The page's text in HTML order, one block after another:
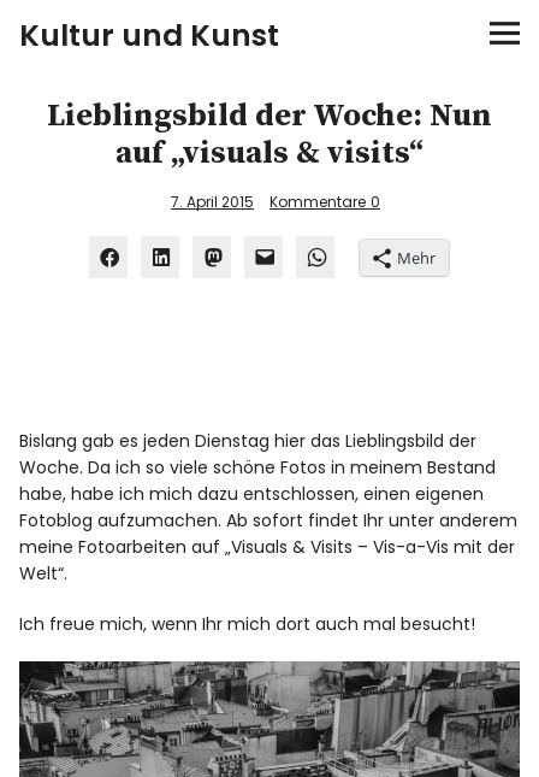
Kultur und Kunst
kultur & kunst
Ausstellungen
Bloggerreisen
Über mich
Lieblingsbild der Woche: Nun
auf „visuals & visits“
7. April 2015 Kommentare 0
Mehr
Bislang gab es jeden Dienstag hier das Lieblingsbild der
Woche. Da ich so viele schöne Fotos in meinem Bestand
habe, habe ich mich dazu entschlossen, einen eigenen
Fotoblog aufzumachen. Ab sofort findet Ihr unter anderem
meine Fotoarbeiten auf „Visuals & Visits – Vis-a-Vis mit der
Welt“.
Ich freue mich, wenn Ihr mich dort auch mal besucht!